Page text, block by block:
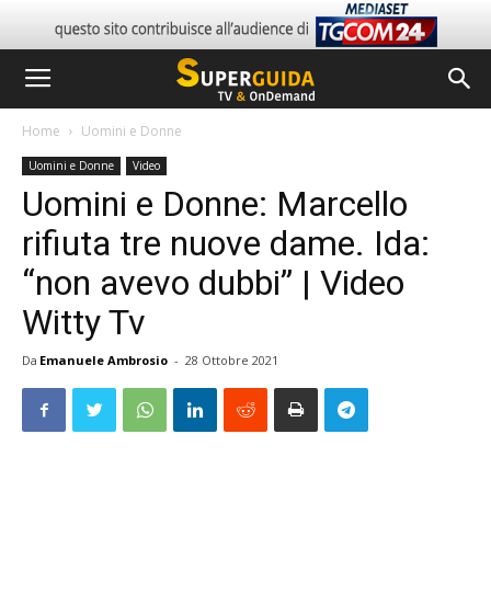
Home Uomini e Donne
Uomini e Donne Video
Uomini e Donne: Marcello
rifiuta tre nuove dame. Ida:
“non avevo dubbi” | Video
Witty Tv
Da Emanuele Ambrosio - 28 Ottobre 2021